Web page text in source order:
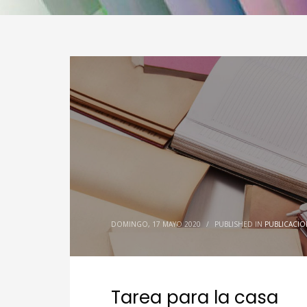
DOMINGO, 17 MAYO 2020 / PUBLISHED IN
Tarea para la casa